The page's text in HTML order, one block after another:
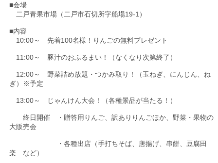
■会場
二戸青果市場（二戸市石切所字船場19-1）
■内容
10:00～ 先着100名様！りんごの無料プレゼント
11:00～ 豚汁のおふるまい！（なくなり次第終了）
12:00～ 野菜詰め放題・つかみ取り！（玉ねぎ、にんじん、ね
ぎ）※予定
13:00～ じゃんけん大会！（各種景品が当たる！）
終日開催 ・贈答用りんご、訳ありりんごほか、野菜・果物の
大販売会
・各種出店（手打ちそば、唐揚げ、串餅、豆腐田
楽 など）